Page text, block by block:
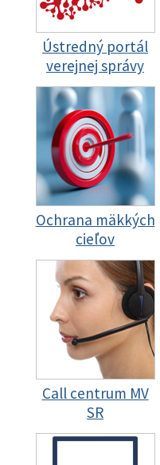
Ústredný portál
verejnej správy
Ochrana mäkkých
cieľov
Call centrum MV
SR